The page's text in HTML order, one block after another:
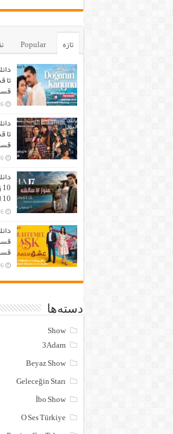
تازه Popular
10)
دسته‌ها
Show
3Adam
Beyaz Show
Geleceğin Starı
İbo Show
O Ses Türkiye